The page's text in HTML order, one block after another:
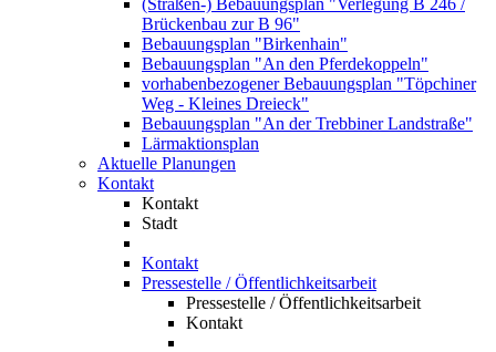
(Straßen-) Bebauungsplan "Verlegung B 246 /
Brückenbau zur B 96"
Bebauungsplan "Birkenhain"
Bebauungsplan "An den Pferdekoppeln"
vorhabenbezogener Bebauungsplan "Töpchiner
Weg - Kleines Dreieck"
Bebauungsplan "An der Trebbiner Landstraße"
Lärmaktionsplan
Aktuelle Planungen
Kontakt
Kontakt
Stadt
Kontakt
Pressestelle / Öffentlichkeitsarbeit
Pressestelle / Öffentlichkeitsarbeit
Kontakt